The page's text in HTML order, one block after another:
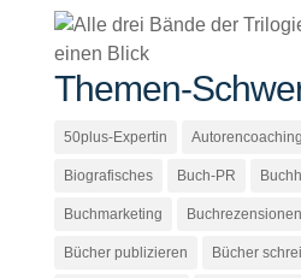
Themen-
50plus-Expertin Autorencoaching
Biografisches Buch-PR
Buchmarketing Buchrezensionen
Bücher publizieren Bücher